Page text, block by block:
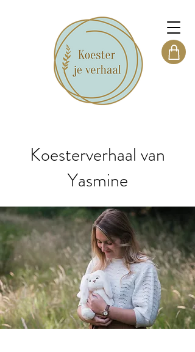
Koesterverhaal van
Yasmine